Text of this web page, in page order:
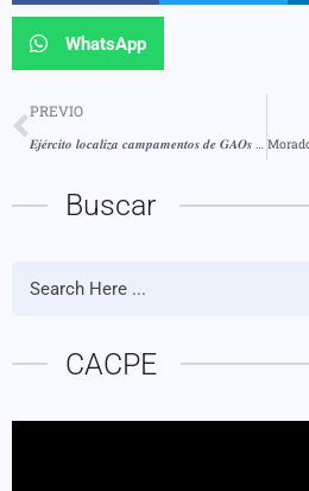
WhatsApp
PREVIO
𝑬𝒋𝒆́𝒓𝒄𝒊𝒕𝒐 𝒍𝒐𝒄𝒂𝒍𝒊𝒛𝒂 𝒄𝒂𝒎𝒑𝒂𝒎𝒆𝒏𝒕𝒐𝒔 𝒅𝒆 𝑮𝑨𝑶𝒔 𝒆𝒏 𝒍𝒂 𝒑𝒓𝒐𝒗𝒊𝒏𝒄𝒊𝒂 𝒇𝒓𝒐𝒏𝒕𝒆𝒓𝒊𝒛𝒂 𝒅𝒆 𝑺𝒖𝒄𝒖𝒎𝒃𝒊́𝒐𝒔
Buscar
CACPE